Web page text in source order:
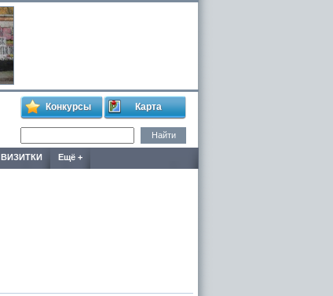
Конкурсы Карта
ВИЗИТКИ Ещё +